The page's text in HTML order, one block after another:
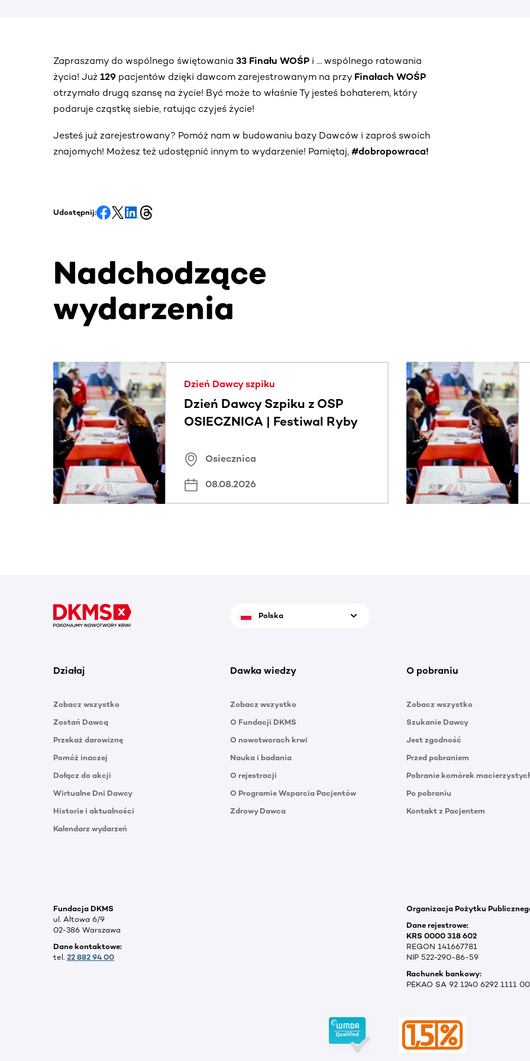
Zapraszamy do wspólnego świętowania 33 Finału WOŚP i … wspólnego ratowania
życia! Już 129 pacjentów dzięki dawcom zarejestrowanym na przy Finałach WOŚP
otrzymało drugą szansę na życie! Być może to właśnie Ty jesteś bohaterem, który
podaruje cząstkę siebie, ratując czyjeś życie!
Jesteś już zarejestrowany? Pomóż nam w budowaniu bazy Dawców i zaproś swoich
znajomych! Możesz też udostępnić innym to wydarzenie! Pamiętaj, #dobropowraca!
Udostępnij:
Nadchodzące
wydarzenia
Ta sekcja zawiera treści przewijane w poziomie. Użyj klawisza Tab lub przesuń palcem, aby zobaczyć
Dzień Dawcy szpiku
Dzień Dawcy Szpiku z OSP
OSIECZNICA | Festiwal Ryby
Osiecznica
08.08.2026
Polska
Działaj
Zobacz wszystko
Zostań Dawcą
Przekaż darowiznę
Pomóż inaczej
Dołącz do akcji
Wirtualne Dni Dawcy
Historie i aktualności
Kalendarz wydarzeń
Dawka wiedzy
Zobacz wszystko
O Fundacji DKMS
O nowotworach krwi
Nauka i badania
O rejestracji
O Programie Wsparcia Pacjentów
Zdrowy Dawca
O pobraniu
Zobacz wszystko
Szukanie Dawcy
Jest zgodność
Przed pobraniem
Pobranie komórek
Po pobraniu
Kontakt z Pacjentem
Fundacja DKMS
ul. Altowa 6/9
02-386 Warszawa
Dane kontaktowe:
tel. 22 882 94 00
Organizacja Pożytku
Dane rejestrowe:
KRS 0000 318 602
REGON 141667781
NIP 522-290-86-59
Rachunek bankowy:
PEKAO SA 92 1240 6292 1111